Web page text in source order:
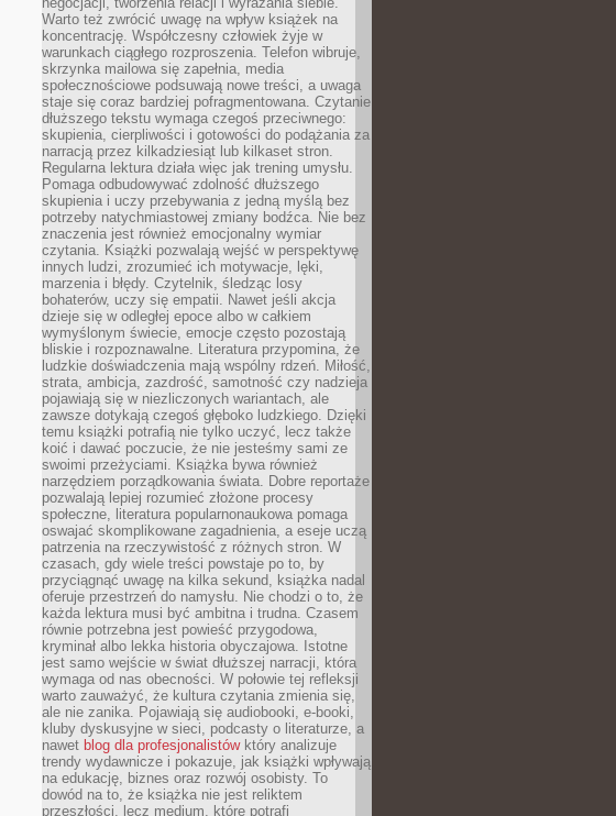
Warto też zwrócić uwagę na wpływ książek na
koncentrację. Współczesny człowiek żyje w
warunkach ciągłego rozproszenia. Telefon wibruje,
skrzynka mailowa się zapełnia, media
społecznościowe podsuwają nowe treści, a uwaga
staje się coraz bardziej pofragmentowana. Czytanie
dłuższego tekstu wymaga czegoś przeciwnego:
skupienia, cierpliwości i gotowości do podążania za
narracją przez kilkadziesiąt lub kilkaset stron.
Regularna lektura działa więc jak trening umysłu.
Pomaga odbudowywać zdolność dłuższego
skupienia i uczy przebywania z jedną myślą bez
potrzeby natychmiastowej zmiany bodźca. Nie bez
znaczenia jest również emocjonalny wymiar
czytania. Książki pozwalają wejść w perspektywę
innych ludzi, zrozumieć ich motywacje, lęki,
marzenia i błędy. Czytelnik, śledząc losy
bohaterów, uczy się empatii. Nawet jeśli akcja
dzieje się w odległej epoce albo w całkiem
wymyślonym świecie, emocje często pozostają
bliskie i rozpoznawalne. Literatura przypomina, że
ludzkie doświadczenia mają wspólny rdzeń. Miłość,
strata, ambicja, zazdrość, samotność czy nadzieja
pojawiają się w niezliczonych wariantach, ale
zawsze dotykają czegoś głęboko ludzkiego. Dzięki
temu książki potrafią nie tylko uczyć, lecz także
koić i dawać poczucie, że nie jesteśmy sami ze
swoimi przeżyciami. Książka bywa również
narzędziem porządkowania świata. Dobre reportaże
pozwalają lepiej rozumieć złożone procesy
społeczne, literatura popularnonaukowa pomaga
oswajać skomplikowane zagadnienia, a eseje uczą
patrzenia na rzeczywistość z różnych stron. W
czasach, gdy wiele treści powstaje po to, by
przyciągnąć uwagę na kilka sekund, książka nadal
oferuje przestrzeń do namysłu. Nie chodzi o to, że
każda lektura musi być ambitna i trudna. Czasem
równie potrzebna jest powieść przygodowa,
kryminał albo lekka historia obyczajowa. Istotne
jest samo wejście w świat dłuższej narracji, która
wymaga od nas obecności. W połowie tej refleksji
warto zauważyć, że kultura czytania zmienia się,
ale nie zanika. Pojawiają się audiobooki, e-booki,
kluby dyskusyjne w sieci, podcasty o literaturze, a
nawet blog dla profesjonalistówktóry analizuje
trendy wydawnicze i pokazuje, jak książki wpływają
na edukację, biznes oraz rozwój osobisty. To
dowód na to, że książka nie jest reliktem
przeszłości, lecz medium, które potrafi